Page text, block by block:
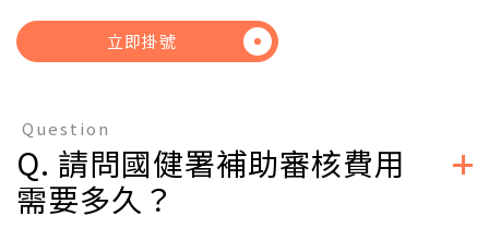
立即掛號
Question
Q. 請問國健署補助審核費用
需要多久？